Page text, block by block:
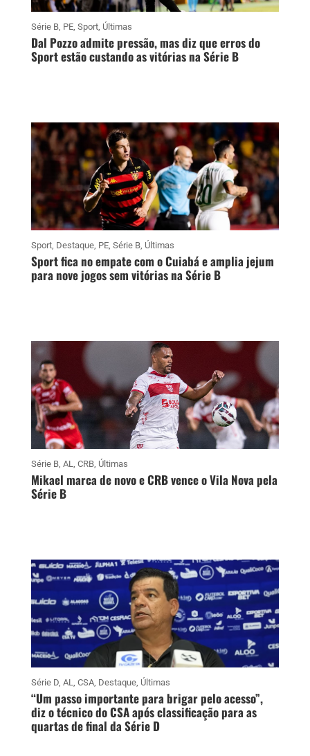
Série B, PE, Sport, Últimas
Dal Pozzo admite pressão, mas diz que erros do
Sport estão custando as vitórias na Série B
Sport, Destaque, PE, Série B, Últimas
Sport fica no empate com o Cuiabá e amplia jejum
para nove jogos sem vitórias na Série B
Série B, AL, CRB, Últimas
Mikael marca de novo e CRB vence o Vila Nova pela
Série B
Série D, AL, CSA, Destaque, Últimas
“Um passo importante para brigar pelo acesso”,
diz o técnico do CSA após classificação para as
quartas de final da Série D